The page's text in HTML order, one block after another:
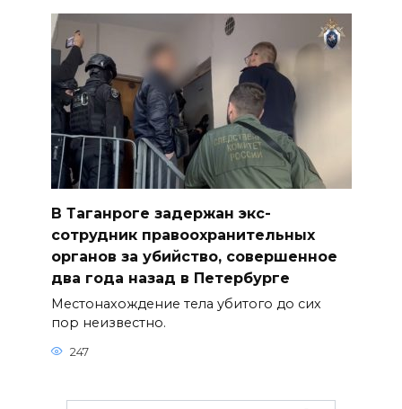
В Таганроге задержан экс-
сотрудник правоохранительных
органов за убийство, совершенное
два года назад в Петербурге
Местонахождение тела убитого до сих
пор неизвестно.
247